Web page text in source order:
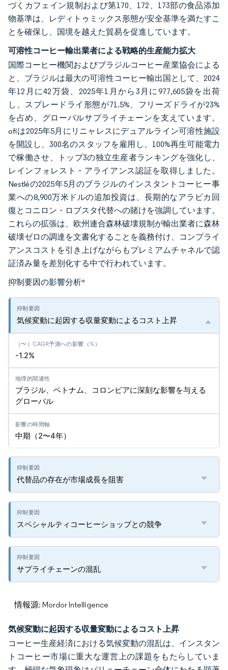
づくカフェイン規制および第170、172、173部の食品添加
物基準は、レディトゥミックス形態が安全基準を満たすこ
とを確保し、国境を越えた貿易を促進しています。
可溶性コーヒー輸出業者による戦略的生産能力拡大
国際コーヒー機関およびブラジルコーヒー産業協会による
と、ブラジルは最大の可溶性コーヒー輸出国として、2024
年12月に42万袋、2025年1月から3月に977,605袋を出荷
し、スプレードライ形態が71.5%、フリーズドライが23%
を占め、グローバルサプライチェーンを支えています。
ofiは2025年5月にリニャレスにデュアルライン可溶性施設
を開設し、300名のスタッフを雇用し、100%再生可能電力
で稼働させ、トップ3の独立生産者ランキングを強化し、
レインフォレスト・アライアンス認証を取得しました。
Nestléの2025年5月のブラジルのインスタントコーヒー事
業への8,900万米ドルの追加投資は、長期的なアラビカ回
復とコニロン・ロブスタ代替への賭けを強調しています。
これらの拡張は、欧州連合森林破壊規制が輸出業者に森林
破壊ゼロの調達を文書化することを義務付け、コンプライ
アンスコストを引き上げながらもプレミアムチャネルで認
証済み量を差別化する中で行われています。
抑制要因の影響分析*
気候変動に起因する収量変動によるコスト上昇
-1.2%
ブラジル、ベトナム、コロンビアに深刻な影響を与える
グローバル
中期（2〜4年）
代替品の存在が市場成長を阻害
スペシャルティコーヒーショップとの競争
サプライチェーンの混乱
情報源: Mordor Intelligence
気候変動に起因する収量変動によるコスト上昇
コーヒー生産経済における気候変動の混乱は、インスタン
トコーヒー市場に重大な運営上の課題をもたらしていま